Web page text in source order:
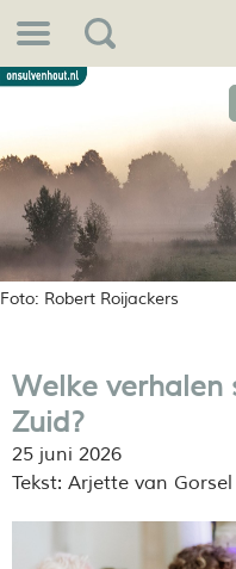
Foto: Robert Roijackers
Welke verhalen
Zuid?
25 juni 2026
Tekst: Arjette van